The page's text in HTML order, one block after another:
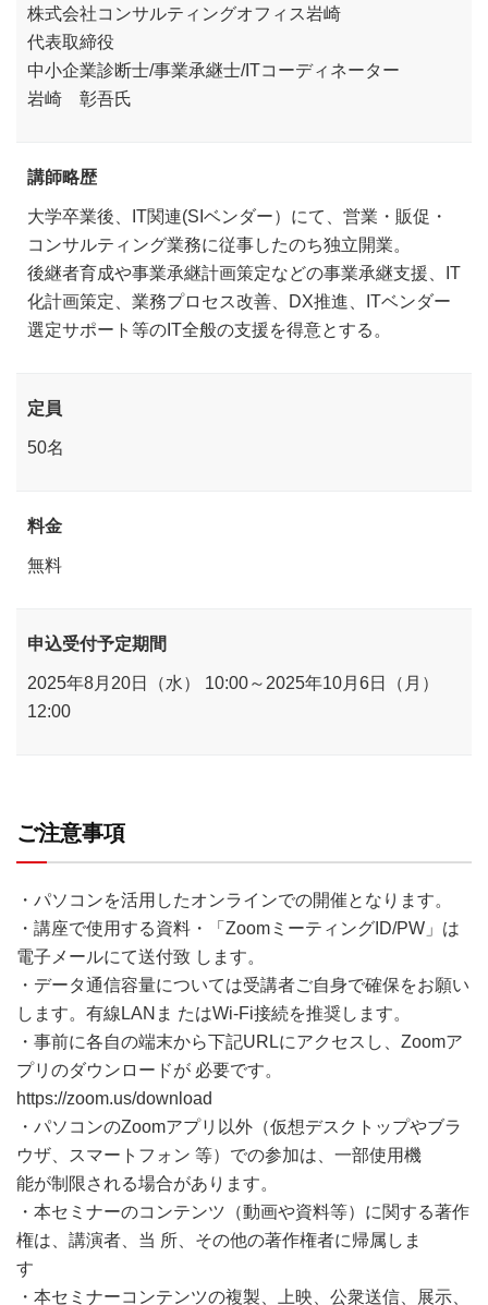
株式会社コンサルティングオフィス岩崎
代表取締役
中小企業診断士/事業承継士/ITコーディネーター
岩崎 彰吾氏
講師略歴
大学卒業後、IT関連(SIベンダー）にて、営業・販促・
コンサルティング業務に従事したのち独立開業。
後継者育成や事業承継計画策定などの事業承継支援、IT
化計画策定、業務プロセス改善、DX推進、ITベンダー
選定サポート等のIT全般の支援を得意とする。
定員
50名
料金
無料
申込受付予定期間
2025年8月20日（水） 10:00～2025年10月6日（月）
12:00
ご注意事項
・パソコンを活用したオンラインでの開催となります。
・講座で使用する資料・「ZoomミーティングID/PW」は
電子メールにて送付致 します。
・データ通信容量については受講者ご自身で確保をお願い
します。有線LANま たはWi-Fi接続を推奨します。
・事前に各自の端末から下記URLにアクセスし、Zoomア
プリのダウンロードが 必要です。
https://zoom.us/download
・パソコンのZoomアプリ以外（仮想デスクトップやブラ
ウザ、スマートフォン 等）での参加は、一部使用機
能が制限される場合があります。
・本セミナーのコンテンツ（動画や資料等）に関する著作
権は、講演者、当 所、その他の著作権者に帰属しま
す
・本セミナーコンテンツの複製、上映、公衆送信、展示、